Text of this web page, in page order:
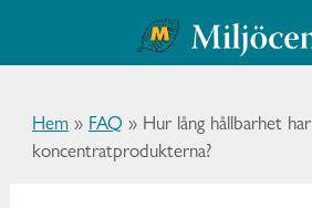
Hem » FAQ » Hur lång hållbarhet har
koncentratprodukterna?